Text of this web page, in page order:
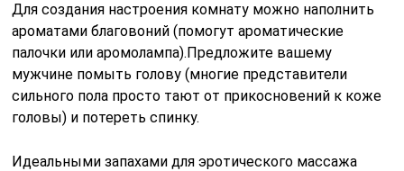
Для создания настроения комнату можно наполнить
ароматами благовоний (помогут ароматические
палочки или аромолампа).Предложите вашему
мужчине помыть голову (многие представители
сильного пола просто тают от прикосновений к коже
головы) и потереть спинку.
Идеальными запахами для эротического массажа